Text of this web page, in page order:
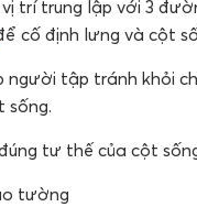
trí trung lập với 3
cố định lưng và cột
người tập tránh khỏi
sống.
tư thế của cột
tường